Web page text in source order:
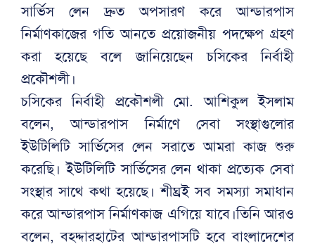
সার্ভিস লেন দ্রুত অপসারণ করে আন্ডারপাস
নির্মাণকাজের গতি আনতে প্রয়োজনীয় পদক্ষেপ গ্রহণ
করা হয়েছে বলে জানিয়েছেন চসিকের নির্বাহী
প্রকৌশলী।
চসিকের নির্বাহী প্রকৌশলী মো. আশিকুল ইসলাম
বলেন, আন্ডারপাস নির্মাণে সেবা সংস্থাগুলোর
ইউটিলিটি সার্ভিসের লেন সরাতে আমরা কাজ শুরু
করেছি। ইউটিলিটি সার্ভিসের লেন থাকা প্রত্যেক সেবা
সংস্থার সাথে কথা হয়েছে। শীঘ্রই সব সমস্যা সমাধান
করে আন্ডারপাস নির্মাণকাজ এগিয়ে যাবে।তিনি আরও
বলেন, বহদ্দারহাটের আন্ডারপাসটি হবে বাংলাদেশের